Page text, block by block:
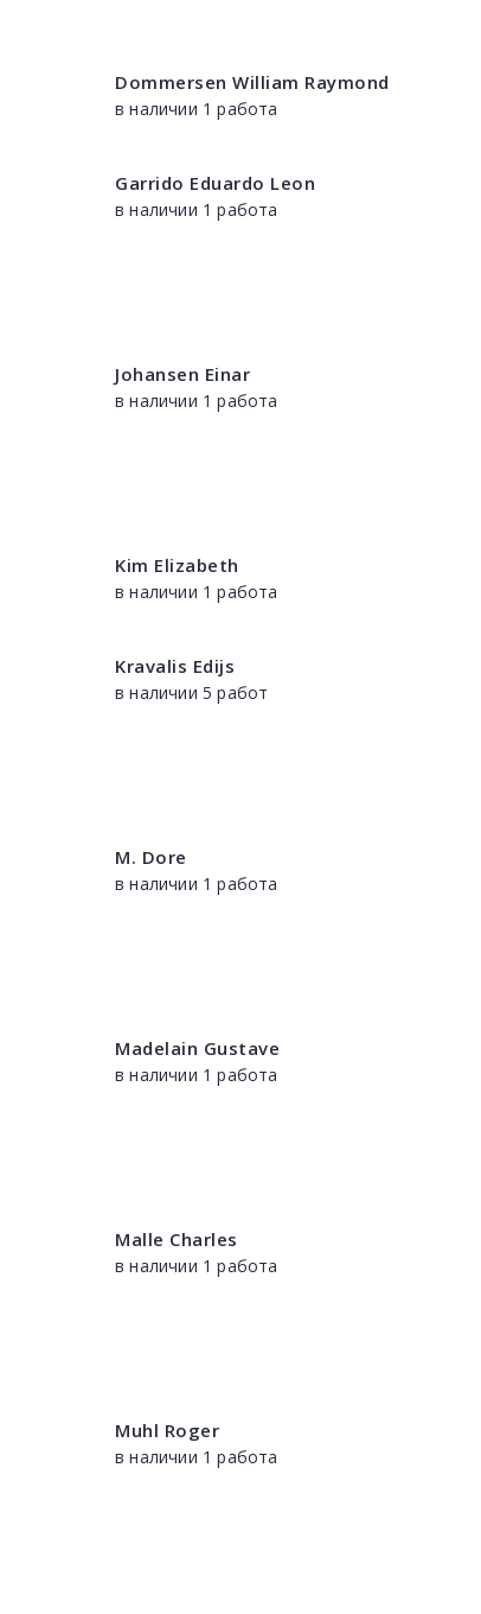
Dommersen William Raymond
в наличии 1 работа
Garrido Eduardo Leon
в наличии 1 работа
Johansen Einar
в наличии 1 работа
Kim Elizabeth
в наличии 1 работа
Kravalis Edijs
в наличии 5 работ
M. Dore
в наличии 1 работа
Madelain Gustave
в наличии 1 работа
Malle Charles
в наличии 1 работа
Muhl Roger
в наличии 1 работа